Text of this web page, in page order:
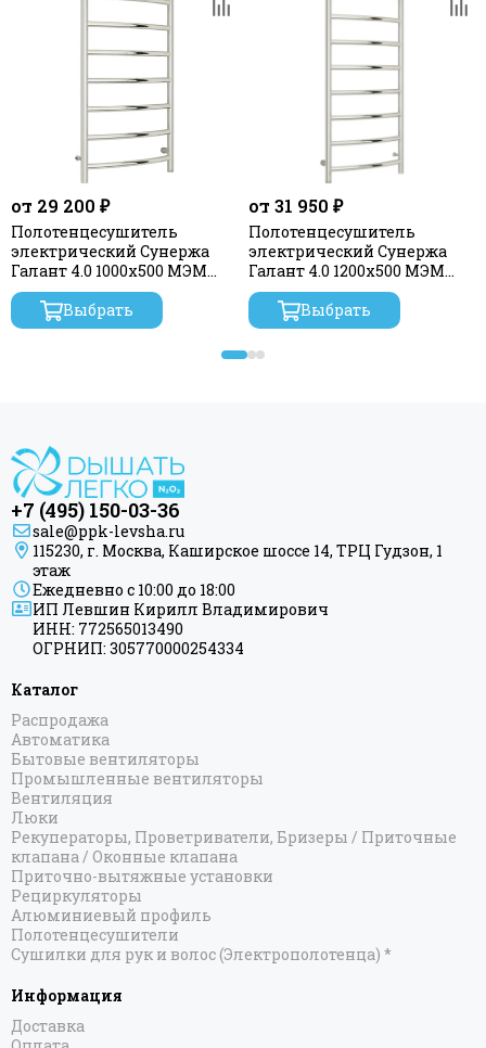
от 29 200 ₽
Полотенцесушитель
электрический Сунержа
Галант 4.0 1000х500 МЭМ
правый
Выбрать
от 31 950 ₽
Полотенцесушитель
электрический Сунержа
Галант 4.0 1200х500 МЭМ
левый
Выбрать
+7 (495) 150-03-36
sale@ppk-levsha.ru
115230, г. Москва, Каширское шоссе 14, ТРЦ Гудзон, 1
этаж
Ежедневно с 10:00 до 18:00
ИП Левшин Кирилл Владимирович
ИНН: 772565013490
ОГРНИП: 305770000254334
Каталог
Распродажа
Автоматика
Бытовые вентиляторы
Промышленные вентиляторы
Вентиляция
Люки
Рекуператоры, Проветриватели, Бризеры / Приточные
клапана / Оконные клапана
Приточно-вытяжные установки
Рециркуляторы
Алюминиевый профиль
Полотенцесушители
Сушилки для рук и волос (Электрополотенца) *
Информация
Доставка